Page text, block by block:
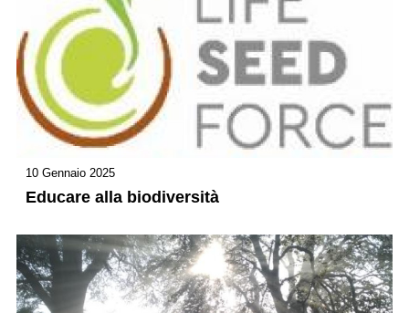
10 Gennaio 2025
Educare alla biodiversità